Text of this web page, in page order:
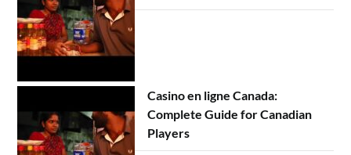
Casino en ligne Canada:
Complete Guide for Canadian
Players